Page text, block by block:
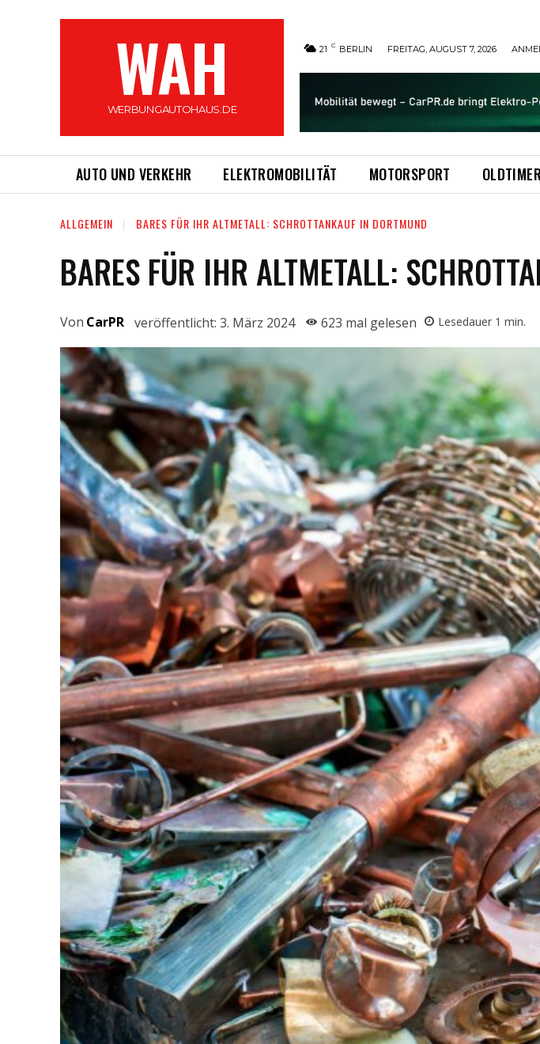
WAH
WERBUNGAUTOHAUS.DE
21 C BERLIN FREITAG, AUGUST 7, 2026
AUTO UND VERKEHR ELEKTROMOBILITÄT MOTORSPORT OLDTIMER
ALLGEMEIN BARES FÜR IHR ALTMETALL: SCHROTTANKAUF IN DORTMUND
BARES FÜR IHR ALTMETALL:
Von CarPR veröffentlicht: 3. März 2024 623 mal gelesen Lesedauer 1 min.